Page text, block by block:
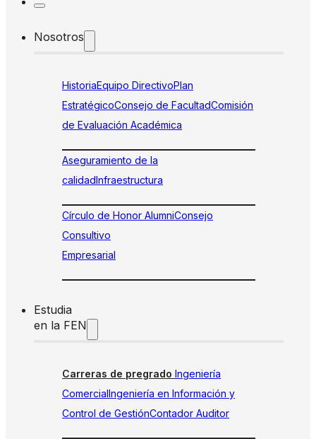
Nosotros
HistoriaEquipo DirectivoPlan
EstratégicoConsejo de FacultadComisión
de Evaluación Académica
Aseguramiento de la
calidadInfraestructura
Círculo de Honor AlumniConsejo
Consultivo
Empresarial
Estudia
en la FEN
Carreras de pregrado Ingeniería
ComercialIngeniería en Información y
Control de GestiónContador Auditor